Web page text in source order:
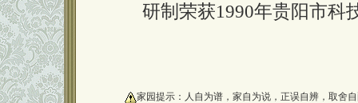
研制荣获1990年贵阳市科
家园提示：人自为谱，家自为说，正误自辨，取舍